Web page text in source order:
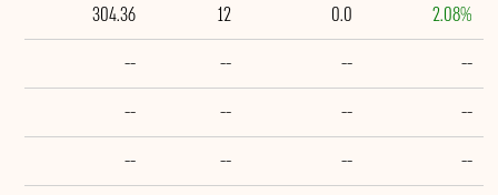
2.08%
0.0
12
304.36
--
--
--
--
--
--
--
--
--
--
--
--